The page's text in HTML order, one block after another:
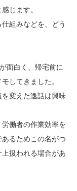
じます。
組みなどを、どう
面白く、帰宅前に
してきました。
を変えた逸話は興味
働者の作業効率を
るためこの名がつ
扱われる場合があ